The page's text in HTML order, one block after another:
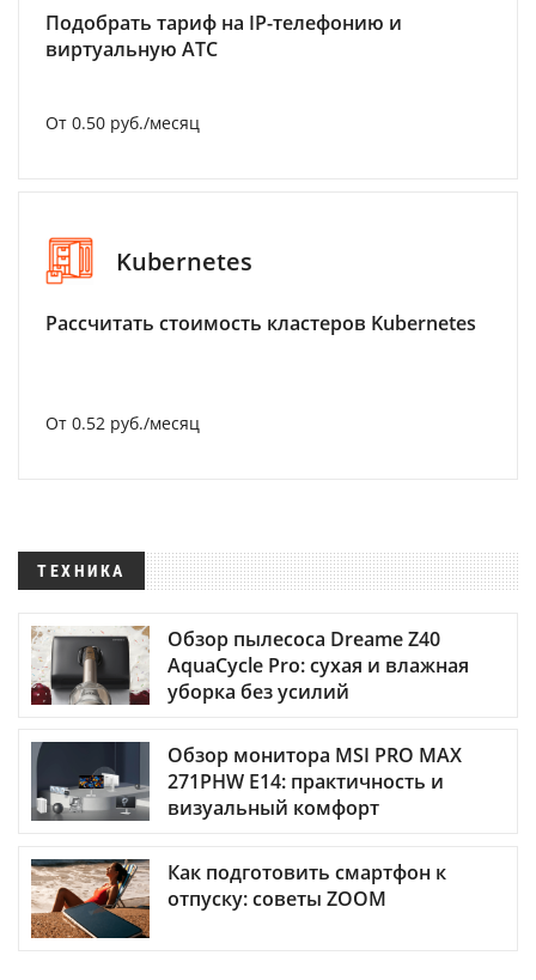
Подобрать тариф на IP-телефонию и
виртуальную АТС
От 0.50 руб./месяц
Kubernetes
Рассчитать стоимость кластеров Kubernetes
От 0.52 руб./месяц
ТЕХНИКА
Обзор пылесоса Dreame Z40
AquaCycle Pro: сухая и влажная
уборка без усилий
Обзор монитора MSI PRO MAX
271PHW E14: практичность и
визуальный комфорт
Как подготовить смартфон к
отпуску: советы ZOOM